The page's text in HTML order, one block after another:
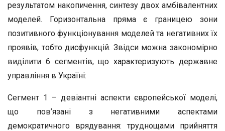
результатом накопичення, синтезу двох амбівалентних
моделей. Горизонтальна пряма є границею зони
позитивного функціонування моделей та негативних їх
проявів, тобто дисфункцій. Звідси можна закономірно
виділити 6 сегментів, що характеризують державне
управління в Україні:
Сегмент 1 – девіантні аспекти європейської моделі,
що пов’язані з негативними аспектами
демократичного врядування: труднощами прийняття